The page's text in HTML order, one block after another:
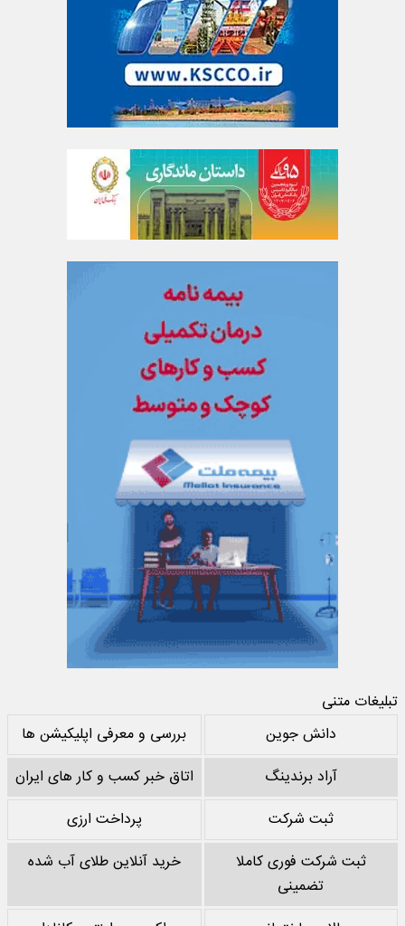
تبلیغات متنی
دانش جوین
بررسی و معرفی اپلیکیشن ها
آراد برندینگ
اتاق خبر کسب و کار های ایران
ثبت شرکت
پرداخت ارزی
ثبت شرکت فوری کاملا
تضمینی
خرید آنلاین طلای آب شده